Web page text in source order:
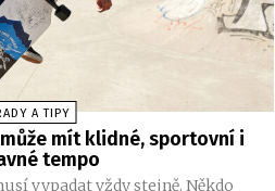
A TIPY
mít klidné, sportovní i
tempo
vypadat vždy stejně. Někdo